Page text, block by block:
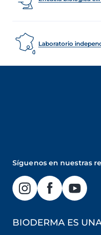
Laboratorio
Síguenos en nuestras
BIODERMA ES